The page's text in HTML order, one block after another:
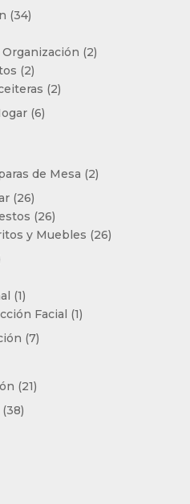
3434
22
22
productos
22
66
de Mesa 22
2626
productos
2626
productos
y Muebles 2626
11
producto
Facial 11
77
2121
3838